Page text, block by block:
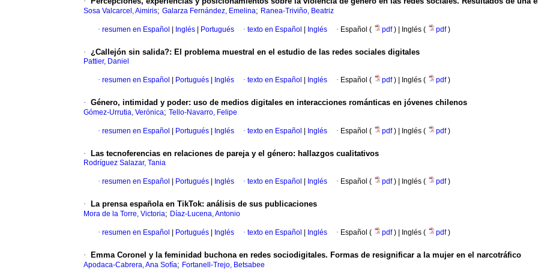
Sosa Valcarcel, Aimiris; Galarza Fernández, Emelina; Ranea-Triviño, Beatriz
· resumen en Español Inglés Portugués · texto en Español Inglés · Español ( pdf) | Inglés ( pdf)
· ¿Callejón sin salida?: El problema muestral en el estudio de las redes sociales digitales
Pattier, Daniel
· resumen en Español Portugués Inglés · texto en Español Inglés · Español ( pdf) | Inglés ( pdf)
· Género, intimidad y poder: uso de medios digitales en interacciones románticas en jóvenes chilenos
Gómez-Urrutia, Verónica; Tello-Navarro, Felipe
· resumen en Español Portugués Inglés · texto en Español Inglés · Español ( pdf) | Inglés ( pdf)
· Las tecnoferencias en relaciones de pareja y el género: hallazgos cualitativos
Rodríguez Salazar, Tania
· resumen en Español Portugués Inglés · texto en Español Inglés · Español ( pdf) | Inglés ( pdf)
· La prensa española en TikTok: análisis de sus publicaciones
Mora de la Torre, Victoria; Díaz-Lucena, Antonio
· resumen en Español Portugués Inglés · texto en Español Inglés · Español ( pdf) | Inglés ( pdf)
· Emma Coronel y la feminidad buchona en redes sociodigitales. Formas de resignificar a la mujer en el narcotráfico
Apodaca-Cabrera, Ana Sofía; Fortanell-Trejo, Betsabee